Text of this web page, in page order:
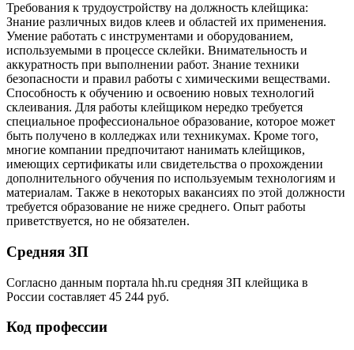
Требования к трудоустройству на должность клейщика:
Знание различных видов клеев и областей их применения.
Умение работать с инструментами и оборудованием,
используемыми в процессе склейки. Внимательность и
аккуратность при выполнении работ. Знание техники
безопасности и правил работы с химическими веществами.
Способность к обучению и освоению новых технологий
склеивания. Для работы клейщиком нередко требуется
специальное профессиональное образование, которое может
быть получено в колледжах или техникумах. Кроме того,
многие компании предпочитают нанимать клейщиков,
имеющих сертификаты или свидетельства о прохождении
дополнительного обучения по используемым технологиям и
материалам. Также в некоторых вакансиях по этой должности
требуется образование не ниже среднего. Опыт работы
приветствуется, но не обязателен.
Средняя ЗП
Согласно данным портала hh.ru средняя ЗП клейщика в
России составляет 45 244 руб.
Код профессии